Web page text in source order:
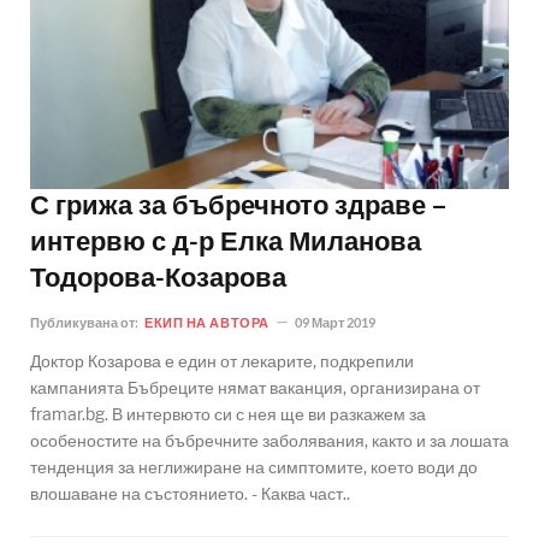
С грижа за бъбречното здраве –
интервю с д-р Елка Миланова
Тодорова-Козарова
Публикувана от: ЕКИП НА АВТОРА 09 Март 2019
Доктор Козарова е един от лекарите, подкрепили
кампанията Бъбреците нямат ваканция, организирана от
framar.bg. В интервюто си с нея ще ви разкажем за
особеностите на бъбречните заболявания, както и за лошата
тенденция за неглижиране на симптомите, което води до
влошаване на състоянието. - Каква част..